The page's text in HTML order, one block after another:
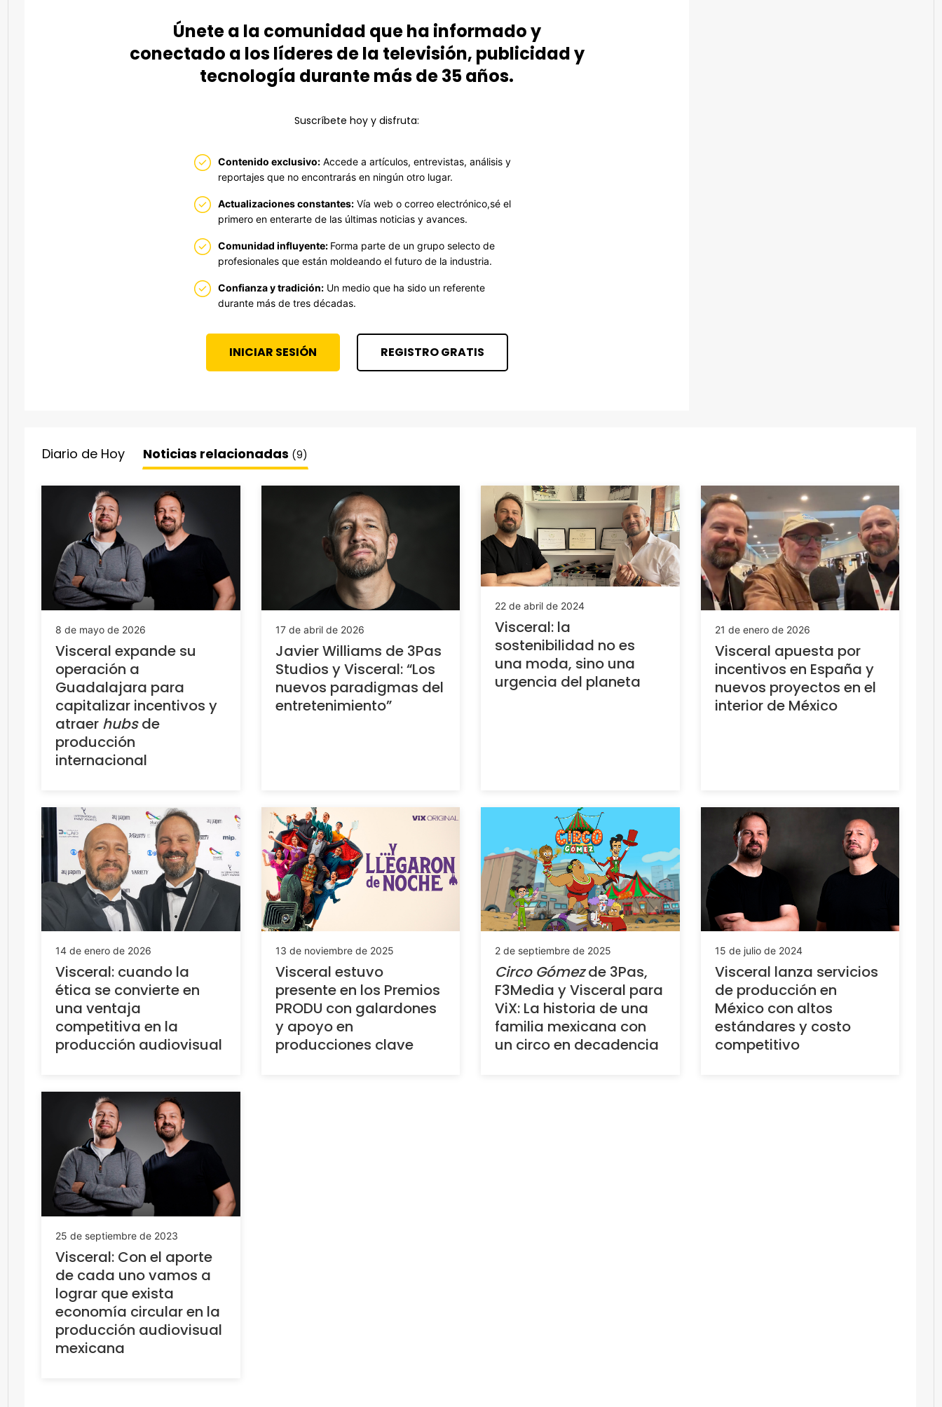
Únete a la comunidad que ha informado y
conectado a los líderes de la televisión, publicidad y
tecnología durante más de 35 años.
Suscríbete hoy y disfruta:
Contenido exclusivo:Accede a artículos, entrevistas, análisis y
reportajes que no encontrarás en ningún otro lugar.
Actualizaciones constantes:Vía web o correo electrónico,sé el
primero en enterarte de las últimas noticias y avances.
Comunidad influyente: Forma parte de un grupo selecto de
profesionales que están moldeando el futuro de la industria.
Confianza y tradición:Un medio que ha sido un referente
durante más de tres décadas.
INICIAR SESIÓN REGISTRO GRATIS
Diario de Hoy Noticias relacionadas (9)
8 de mayo de 2026
Visceral expande su
operación a
Guadalajara para
capitalizar incentivos y
atraer hubsde
producción
internacional
17 de abril de 2026
Javier Williams de 3Pas
Studios y Visceral: “Los
nuevos paradigmas del
entretenimiento”
22 de abril de 2024
Visceral: la
sostenibilidad no es
una moda, sino una
urgencia del planeta
21 de enero de 2026
Visceral apuesta por
incentivos en España y
nuevos proyectos en el
interior de México
14 de enero de 2026
Visceral: cuando la
ética se convierte en
una ventaja
competitiva en la
producción audiovisual
13 de noviembre de 2025
Visceral estuvo
presente en los Premios
PRODU con galardones
y apoyo en
producciones clave
2 de septiembre de 2025
Circo Gómezde 3Pas,
F3Media y Visceral para
ViX: La historia de una
familia mexicana con
un circo en decadencia
15 de julio de 2024
Visceral lanza servicios
de producción en
México con altos
estándares y costo
competitivo
25 de septiembre de 2023
Visceral: Con el aporte
de cada uno vamos a
lograr que exista
economía circular en la
producción audiovisual
mexicana